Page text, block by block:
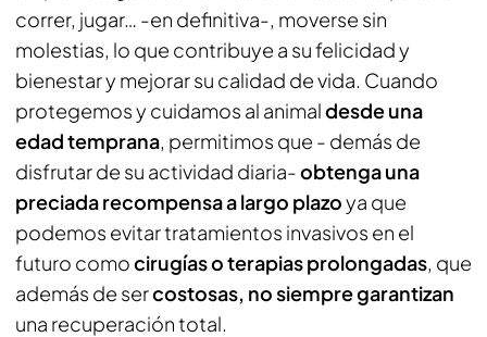
correr, jugar… -en definitiva-, moverse sin
molestias, lo que contribuye a su felicidad y
bienestar y mejorar su calidad de vida. Cuando
protegemos y cuidamos al animaldesde una
edad temprana, permitimos que - demás de
disfrutar de su actividad diaria-obtenga una
preciada recompensa a largo plazoya que
podemos evitar tratamientos invasivos en el
futuro comocirugías o terapias prolongadas, que
además de sercostosas, no siempre garantizan
una recuperación total.